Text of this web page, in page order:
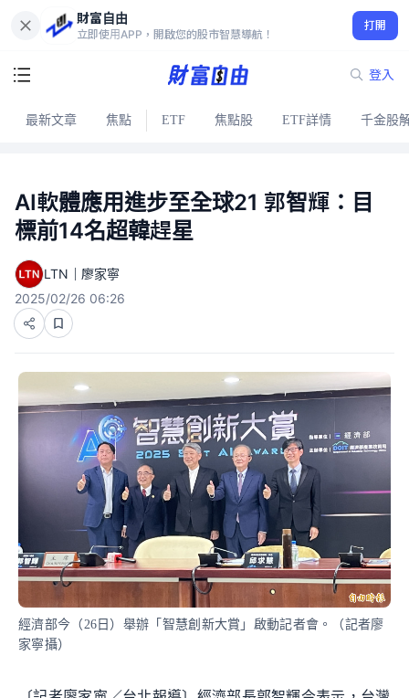
財富自由
立即使用APP，開啟您的股市智慧導航！
打開
登入
最新文章 焦點 ETF 焦點股 ETF詳情 千金股
AI軟體應用進步至全球21 郭智輝：目
標前14名超韓趕星
LTN｜廖家寧
2025/02/26 06:26
經濟部今（26日）舉辦「智慧創新大賞」啟動記者會。（記者廖
家寧攝）